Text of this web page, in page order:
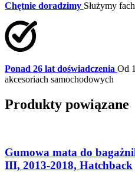
Chętnie doradzimy Służymy
Ponad 26 lat doświadczenia Od
akcesoriach samochodowych
Produkty powiązane
Gumowa mata do
III, 2013-2018, Hatchback